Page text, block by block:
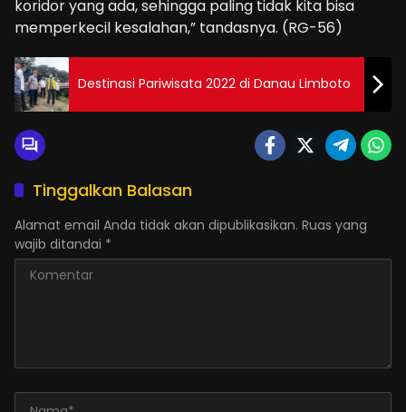
koridor yang ada, sehingga paling tidak kita bisa
memperkecil kesalahan,” tandasnya. (RG-56)
Destinasi Pariwisata 2022 di Danau Limboto
Tinggalkan Balasan
Alamat email Anda tidak akan dipublikasikan. Ruas yang
wajib ditandai *